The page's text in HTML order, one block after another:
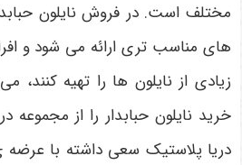
مختلف است. در فروش نایلون
های مناسب‌ تری ارائه می‌ شود و
زیادی از نایلون‌ ها را تهیه کنند،
خرید نایلون حبابدار را از مجموعه
دریا پلاستیک سعی داشته با